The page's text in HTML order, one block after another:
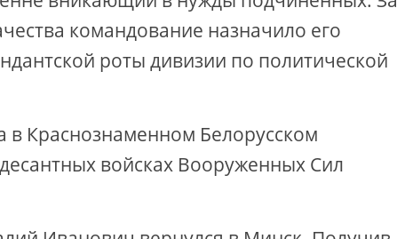
командование назначило его
роты дивизии по политической
Краснознаменном Белорусском
войсках Вооруженных Сил